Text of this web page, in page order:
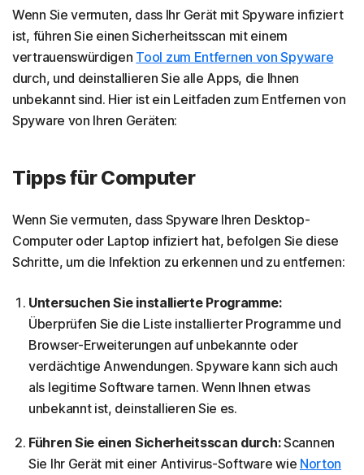
Wenn Sie vermuten, dass Ihr Gerät mit Spyware infiziert
ist, führen Sie einen Sicherheitsscan mit einem
vertrauenswürdigen Tool zum Entfernen von Spyware
durch, und deinstallieren Sie alle Apps, die Ihnen
unbekannt sind. Hier ist ein Leitfaden zum Entfernen von
Spyware von Ihren Geräten:
Tipps für Computer
Wenn Sie vermuten, dass Spyware Ihren Desktop-
Computer oder Laptop infiziert hat, befolgen Sie diese
Schritte, um die Infektion zu erkennen und zu entfernen:
Untersuchen Sie installierte Programme:
Überprüfen Sie die Liste installierter Programme und
Browser-Erweiterungen auf unbekannte oder
verdächtige Anwendungen. Spyware kann sich auch
als legitime Software tarnen. Wenn Ihnen etwas
unbekannt ist, deinstallieren Sie es.
Führen Sie einen Sicherheitsscan durch:Scannen
Sie Ihr Gerät mit einer Antivirus-Software wie Norton